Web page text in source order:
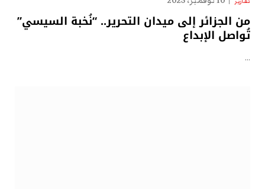
من الجزائر إلى ميدان التحرير.. “نُخبة السيسي”
تُواصل الإبداع
…